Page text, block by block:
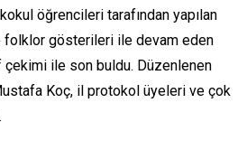
öğrencileri tarafından yapılan
folklor gösterileri ile devam eden
ile son buldu. Düzenlenen
Koç, il protokol üyeleri ve çok